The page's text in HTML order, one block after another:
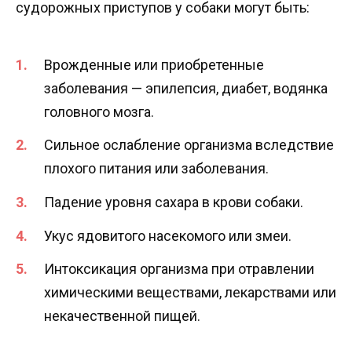
судорожных приступов у собаки могут быть:
Врожденные или приобретенные
заболевания — эпилепсия, диабет, водянка
головного мозга.
Сильное ослабление организма вследствие
плохого питания или заболевания.
Падение уровня сахара в крови собаки.
Укус ядовитого насекомого или змеи.
Интоксикация организма при отравлении
химическими веществами, лекарствами или
некачественной пищей.